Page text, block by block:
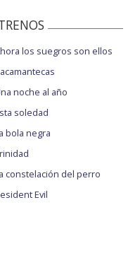
los suegros son ellos
noche al año
soledad
bola negra
constelación del perro
Evil